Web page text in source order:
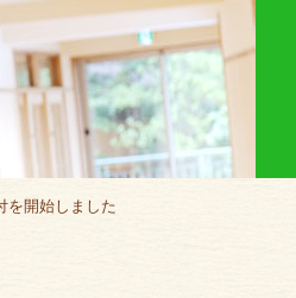
を開始しました